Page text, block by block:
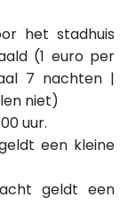
het stadhuis
(1 euro per
7 nachten |
niet)
uur.
een kleine
geldt een